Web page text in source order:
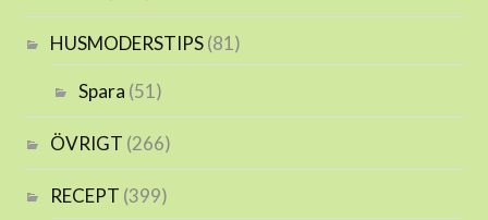
HUSMODERSTIPS(81)
Spara (51)
ÖVRIGT (266)
RECEPT (399)